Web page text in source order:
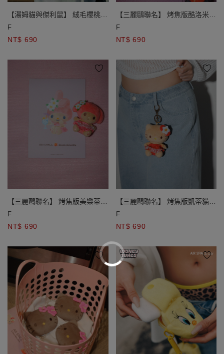
【湯姆貓與傑利鼠】 絨毛櫻桃造
型吊飾
F
NT$ 690
【三麗鷗聯名】 烤焦版酷洛米絨
毛娃娃吊飾
F
NT$ 690
【三麗鷗聯名】 烤焦版美樂蒂絨
毛娃娃吊飾
F
NT$ 690
【三麗鷗聯名】 烤焦版凱蒂貓絨
毛娃娃吊飾
F
NT$ 690